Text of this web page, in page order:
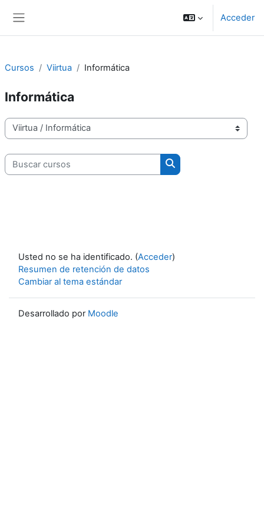
Acceder
Cursos Viirtua Informática
Informática
Categorías
Buscar cursos
Buscar cursos
Usted no se ha identificado. (Acceder)
Resumen de retención de datos
Cambiar al tema estándar
Desarrollado por Moodle